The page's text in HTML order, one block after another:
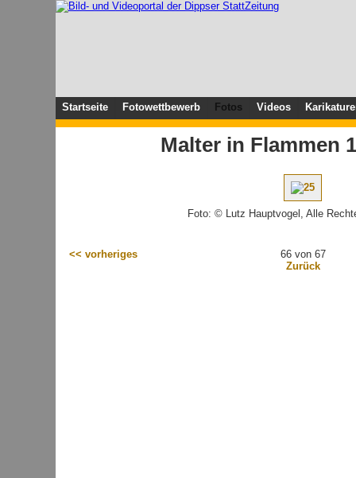
Startseite Fotowettbewerb Fotos Videos
Malter in Flammen
Foto: © Lutz Hauptvogel, Alle
<< vorheriges
66 von 67
Zurück